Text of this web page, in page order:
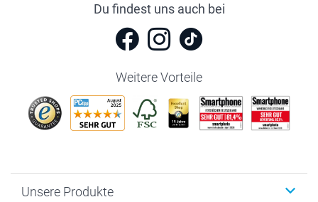
Du findest uns auch bei
Weitere Vorteile
Unsere Produkte